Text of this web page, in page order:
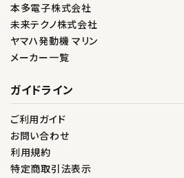
本多電子株式会社
未来テクノ株式会社
ヤマハ発動機 マリン
メーカー一覧
ガイドライン
ご利用ガイド
お問い合わせ
利用規約
特定商取引法表示